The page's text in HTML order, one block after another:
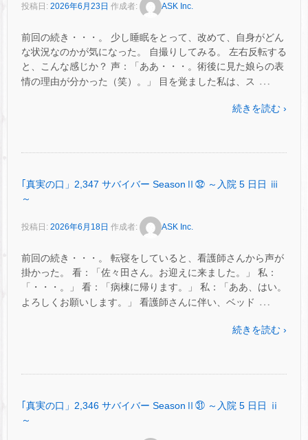
投稿日: 2026年6月23日 作成者: ASK Inc.
前回の続き・・・。 少し睡眠をとって、改めて、自身がどん
な状況なのかが気になった。 自撮りしてみる。 左右反転する
と、こんな感じか？ 声：「ああ・・・。術後に見た娘らの表
情の理由が分かった（笑）。」 目を覚ました私は、ス …
続きを読む ›
｢真実の口」2,347 サバイバー SeasonⅡ㉜ ～入院 5 日日 ⅲ
～
投稿日: 2026年6月18日 作成者: ASK Inc.
前回の続き・・・。 転寝をしていると、看護師さんから声が
掛かった。 看：「佐々田さん。お迎えに来ました。」 私：
「・・・。」 看：「病棟に帰ります。」 私：「ああ、はい。
よろしくお願いします。」 看護師さんに伴い、ベッド …
続きを読む ›
｢真実の口」2,346 サバイバー SeasonⅡ㉛ ～入院 5 日日 ⅱ
～